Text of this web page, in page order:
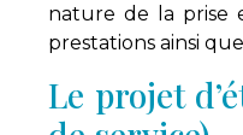
nature de la prise
prestations ainsi
Le projet